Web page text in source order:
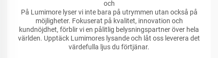
och
På Lumimore lyser vi inte bara på utrymmen utan också på
möjligheter. Fokuserat på kvalitet, innovation och
kundnöjdhet, förblir vi en pålitlig belysningspartner över hela
världen. Upptäck Lumimores lysande och låt oss leverera det
värdefulla ljus du förtjänar.